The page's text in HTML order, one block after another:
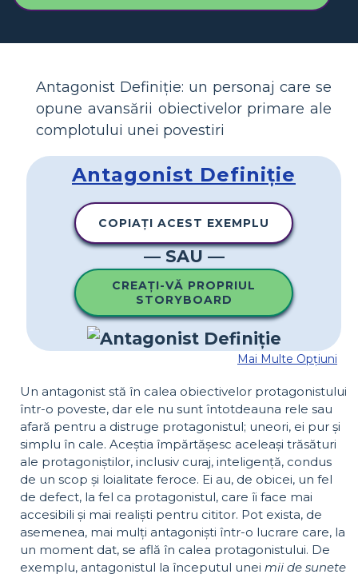
Antagonist Definiție: un personaj care se
opune avansării obiectivelor primare ale
complotului unei povestiri
Antagonist Definiție
COPIAȚI ACEST EXEMPLU
— SAU —
CREAȚI-VĂ PROPRIUL
STORYBOARD
Mai Multe Opțiuni
Un antagonist stă în calea obiectivelor protagonistului
într-o poveste, dar ele nu sunt întotdeauna rele sau
afară pentru a distruge protagonistul; uneori, ei pur și
simplu în cale. Aceștia împărtășesc aceleași trăsături
ale protagoniștilor, inclusiv curaj, inteligență, condus
de un scop și loialitate feroce. Ei au, de obicei, un fel
de defect, la fel ca protagonistul, care îi face mai
accesibili și mai realiști pentru cititor. Pot exista, de
asemenea, mai mulți antagoniști într-o lucrare care, la
un moment dat, se află în calea protagonistului. De
exemplu, antagonistul la începutul unei mii de sunete